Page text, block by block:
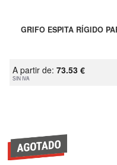
GRIFO ESPITA RÍGIDO
A partir de: 73.53 €
SIN IVA